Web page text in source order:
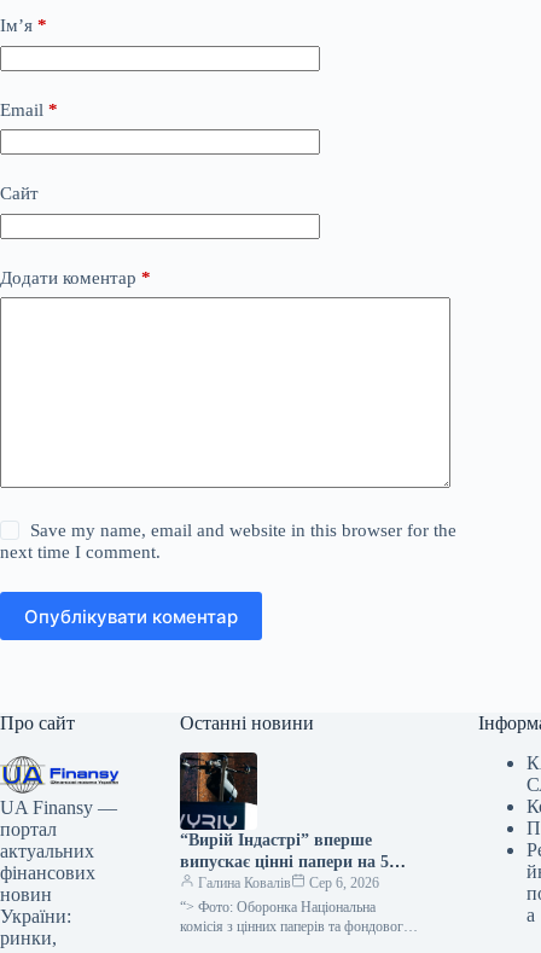
Ім’я *
Email *
Сайт
Додати коментар *
Save my name, email and website in this browser for the
next time I comment.
Опублікувати коментар
Про сайт
UA Finansy —
портал
актуальних
фінансових
новин
України:
ринки,
Останні новини
“Вирій Індастрі” вперше
випускає цінні папери на 5
мільярдів гривень
Галина Ковалів
Сер 6, 2026
“> Фото: Оборонка Національна
комісія з цінних паперів та фондового
а